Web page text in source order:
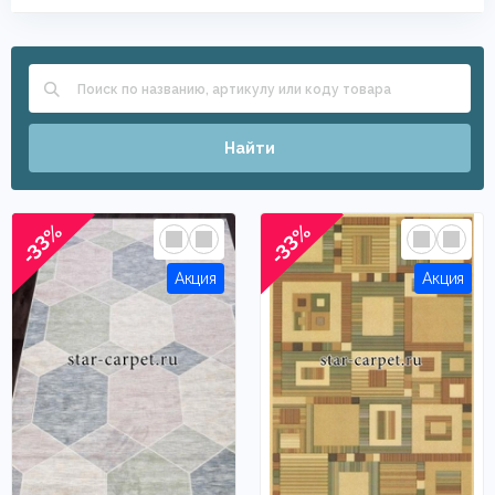
Найти
-33% -33%